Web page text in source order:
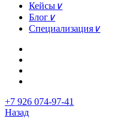
Кейсы ∨
Блог ∨
Специализация ∨
+7 926 074-97-41
Назад